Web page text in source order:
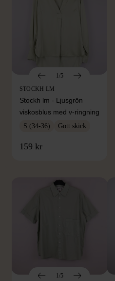
1/5
STOCKH LM
Stockh lm - Ljusgrön
viskosblus med v-ringning
S (34-36) Gott skick
159 kr
FRÅN SAMMA
1/5